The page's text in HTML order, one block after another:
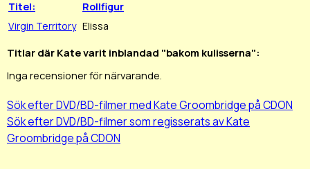
Titel:
Rollfigur
Virgin Territory Elissa
Titlar där Kate varit inblandad "bakom kulisserna":
Inga recensioner för närvarande.
Sök efter DVD/BD-filmer med Kate Groombridge på CDON
Sök efter DVD/BD-filmer som regisserats av Kate
Groombridge på CDON